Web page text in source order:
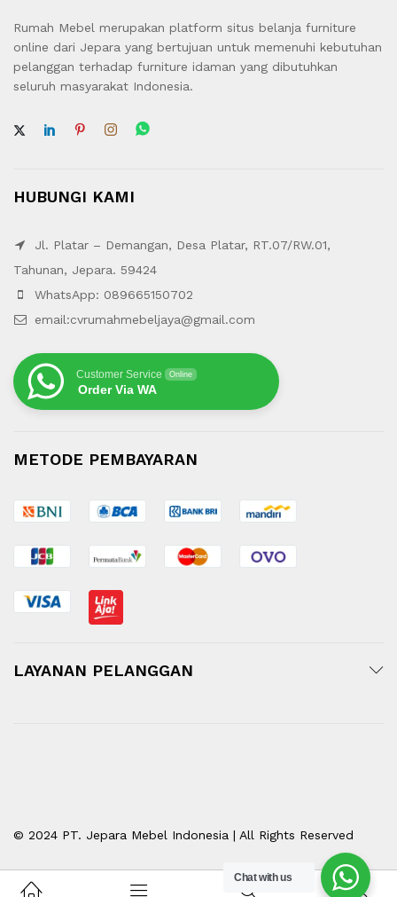
Rumah Mebel merupakan platform situs belanja furniture
online dari Jepara yang bertujuan untuk memenuhi kebutuhan
pelanggan terhadap furniture idaman yang dibutuhkan
seluruh masyarakat Indonesia.
HUBUNGI KAMI
Jl. Platar – Demangan, Desa Platar, RT.07/RW.01,
Tahunan, Jepara. 59424
WhatsApp: 089665150702
email:cvrumahmebeljaya@gmail.com
Customer Service Online
Order Via WA
METODE PEMBAYARAN
LAYANAN PELANGGAN
© 2024 PT. Jepara Mebel Indonesia | All Rights Reserved
Chat with us